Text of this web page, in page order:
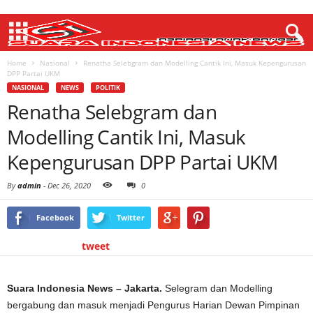
Home Nasional
Renatha Selebgram dan Modelling Cantik Ini, Masuk Kepengurusan
DPP Partai UKM
NASIONAL NEWS POLITIK
Renatha Selebgram dan
Modelling Cantik Ini, Masuk
Kepengurusan DPP Partai UKM
Byadmin - Dec 26, 2020 0
Facebook Twitter
tweet
Suara Indonesia News – Jakarta. Selegram dan Modelling
bergabung dan masuk menjadi Pengurus Harian Dewan Pimpinan